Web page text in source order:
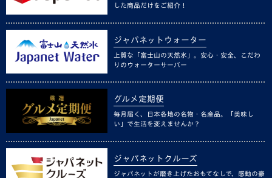
した商品だけをご紹介！
ジャパネットウォーター
上質な「富士山の天然水」。安心・安全、こだわ
りのウォーターサーバー
グルメ定期便
毎月届く、日本各地の名物・名産品。「美味し
い」で生活を変えませんか？
ジャパネットクルーズ
ジャパネットが磨き上げたおもてなしで、感動の豪